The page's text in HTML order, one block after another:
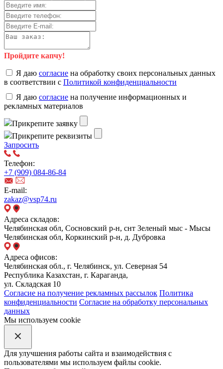
Пройдите капчу!
Я даю согласие на обработку своих персональных данных
в соответствии с Политикой конфиденциальности
Я даю согласие на получение информационных и
рекламных материалов
Прикрепите заявку
Прикрепите реквизиты
Запросить
Телефон:
+7 (909) 084-86-84
E-mail:
zakaz@vsp74.ru
Адреса складов:
Челябинская обл, Сосновский р-н, снт Зеленый мыс - Мысы
Челябинская обл, Коркинский р-н, д. Дубровка
Адреса офисов:
Челябинская обл., г. Челябинск, ул. Северная 54
Республика Казахстан, г. Караганда,
ул. Складская 10
Согласие на получение рекламных рассылок Политика
конфиденциальности Согласие на обработку персональных
данных
Мы используем cookie
Для улучшения работы сайта и взаимодействия с
пользователями мы используем файлы cookie.